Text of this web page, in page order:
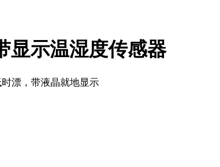
显示温湿度传感器
漂，带液晶就地显示